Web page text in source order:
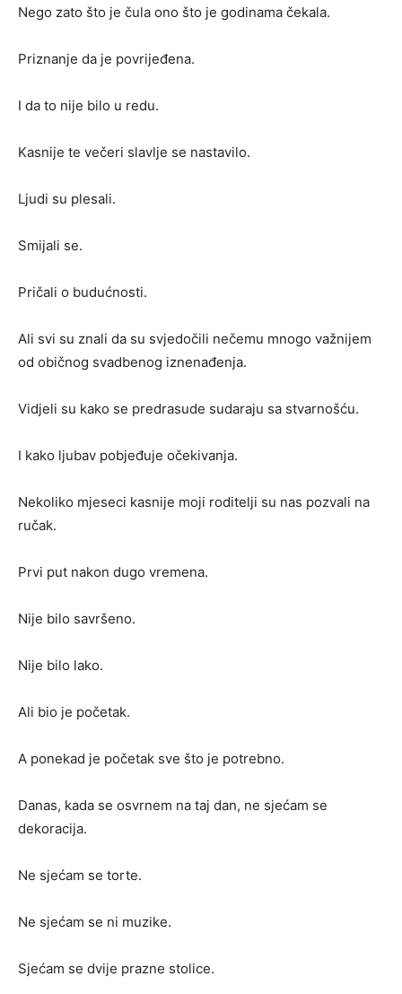
Nego zato što je čula ono što je godinama čekala.
Priznanje da je povrijeđena.
I da to nije bilo u redu.
Kasnije te večeri slavlje se nastavilo.
Ljudi su plesali.
Smijali se.
Pričali o budućnosti.
Ali svi su znali da su svjedočili nečemu mnogo važnijem
od običnog svadbenog iznenađenja.
Vidjeli su kako se predrasude sudaraju sa stvarnošću.
I kako ljubav pobjeđuje očekivanja.
Nekoliko mjeseci kasnije moji roditelji su nas pozvali na
ručak.
Prvi put nakon dugo vremena.
Nije bilo savršeno.
Nije bilo lako.
Ali bio je početak.
A ponekad je početak sve što je potrebno.
Danas, kada se osvrnem na taj dan, ne sjećam se
dekoracija.
Ne sjećam se torte.
Ne sjećam se ni muzike.
Sjećam se dvije prazne stolice.